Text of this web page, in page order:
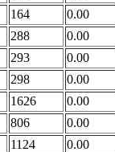
164 0.00
288 0.00
293 0.00
298 0.00
1626 0.00
806 0.00
1124 0.00